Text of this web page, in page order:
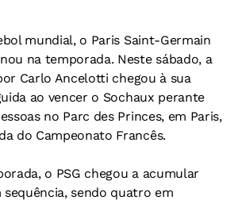
mundial, o Paris Saint-Germain
na temporada. Neste sábado, a
Carlo Ancelotti chegou à sua
ao vencer o Sochaux perante
no Parc des Princes, em Paris,
do Campeonato Francês.
o PSG chegou a acumular
sequência, sendo quatro em